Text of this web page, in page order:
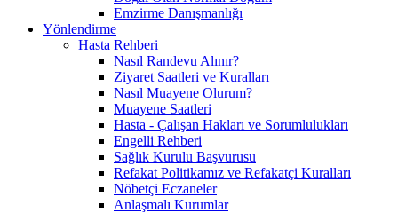
Emzirme Danışmanlığı
Yönlendirme
Hasta Rehberi
Nasıl Randevu Alınır?
Ziyaret Saatleri ve Kuralları
Nasıl Muayene Olurum?
Muayene Saatleri
Hasta - Çalışan Hakları ve Sorumlulukları
Engelli Rehberi
Sağlık Kurulu Başvurusu
Refakat Politikamız ve Refakatçi Kuralları
Nöbetçi Eczaneler
Anlaşmalı Kurumlar